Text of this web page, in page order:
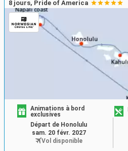
8 jours, Pride of America
Animations à bord
exclusives
Départ de Honolulu
sam. 20 févr. 2027
Vol disponible